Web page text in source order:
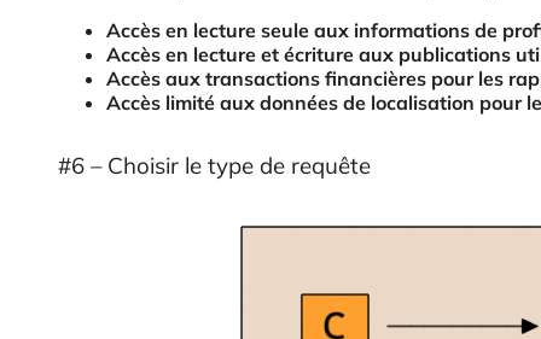
Accès en lecture seule aux informations de
Accès en lecture et écriture aux publications
Accès aux transactions financières pour les
Accès limité aux données de localisation pour
#6 – Choisir le type de requête